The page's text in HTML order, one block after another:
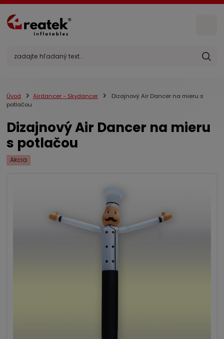
Úvod Airdancer - Skydancer
Dizajnový Air Dancer na mieru s
potlačou
Dizajnový Air Dancer na mieru
s potlačou
Akcia